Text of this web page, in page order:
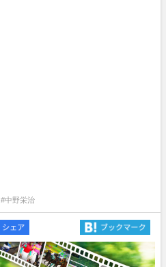
#中野栄治